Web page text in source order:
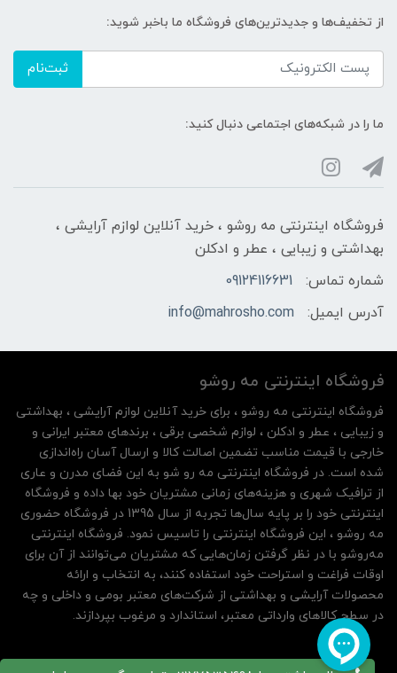
از تخفیف‌ها و جدیدترین‌های فروشگاه ما باخبر شوید:
ثبت‌نام
ما را در شبکه‌های اجتماعی دنبال کنید:
فروشگاه اینترنتی مه‌ رو‌شو ، خرید آنلاین لوازم آرایشی ،
بهداشتی و زیبایی ، عطر و ادکلن
شماره تماس:
09124116631
آدرس ایمیل:
info@mahrosho.com
فروشگاه اینترنتی مه‌ رو‌شو
فروشگاه اینترنتی مه‌ رو‌شو ، برای خرید آنلاین لوازم آرایشی ، بهداشتی
و زیبایی ، عطر و ادکلن ، لوازم شخصی برقی ، برندهای معتبر ایرانی و
خارجی با قیمت مناسب تضمین اصالت کالا و ارسال آسان راه‌اندازی
شده است. در فروشگاه اینترنتی مه رو شو به این فضای مدرن و عاری
از ترافیک شهری و هزینه‌های زمانی مشتریان خود بها داده و فروشگاه
اینترنتی خود را بر پایه سال‌ها تجربه از سال 1395 در فروشگاه حضوری
مه روشو ، این فروشگاه اینترنتی را تاسیس نمود. فروشگاه اینترنتی
مه‌رو‌شو با در نظر گرفتن زمان‌هایی که مشتریان می‌توانند از آن‌ برای
اوقات فراغت و استراحت خود استفاده کنند، به انتخاب و ارائه
محصولات آرایشی و بهداشتی از شرکت‌های معتبر بومی و داخلی و چه
در سطح کالاهای وارداتی معتبر، استاندارد و مرغوب بپردازند.